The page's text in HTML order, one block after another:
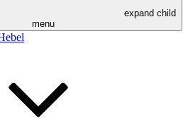
expand child
menu